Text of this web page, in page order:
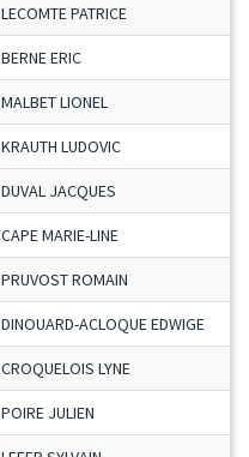
LECOMTE PATRICE
BERNE ERIC
MALBET LIONEL
KRAUTH LUDOVIC
DUVAL JACQUES
CAPE MARIE-LINE
PRUVOST ROMAIN
DINOUARD-ACLOQUE EDWIGE
CROQUELOIS LYNE
POIRE JULIEN